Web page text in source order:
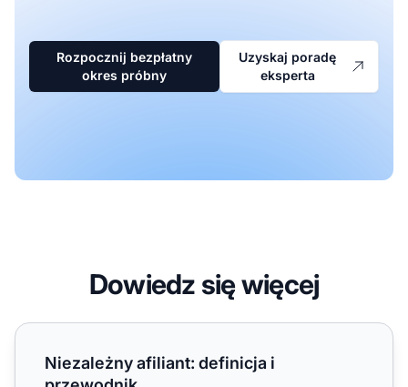
Rozpocznij bezpłatny
okres próbny
Uzyskaj poradę
eksperta
Dowiedz się więcej
Niezależny afiliant: definicja i przewodnik
Niezależny afiliant: definicja i